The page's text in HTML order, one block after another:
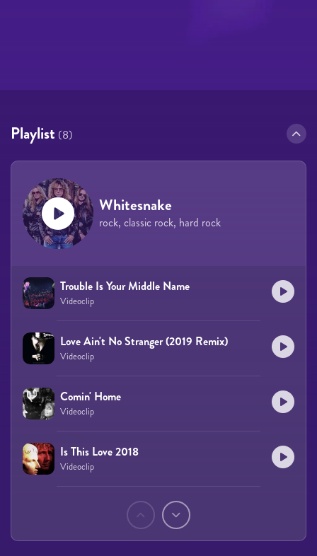
Playlist (8)
Whitesnake
rock, classic rock, hard rock
Trouble Is Your Middle Name
Videoclip
Love Ain't No Stranger (2019 Remix)
Videoclip
Comin' Home
Videoclip
Is This Love 2018
Videoclip